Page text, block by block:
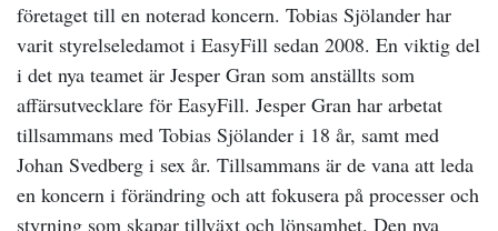
företaget till en noterad koncern. Tobias Sjölander har
varit styrelseledamot i EasyFill sedan 2008. En viktig del
i det nya teamet är Jesper Gran som anställts som
affärsutvecklare för EasyFill. Jesper Gran har arbetat
tillsammans med Tobias Sjölander i 18 år, samt med
Johan Svedberg i sex år. Tillsammans är de vana att leda
en koncern i förändring och att fokusera på processer och
styrning som skapar tillväxt och lönsamhet. Den nya